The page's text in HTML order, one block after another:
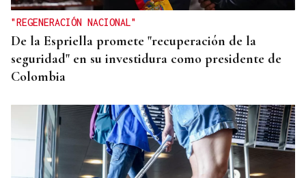
"REGENERACIÓN NACIONAL"
De la Espriella promete "recuperación de la
seguridad" en su investidura como presidente de
Colombia